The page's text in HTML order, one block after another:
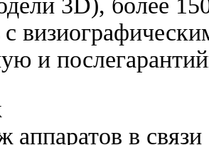
3D), более
с
и